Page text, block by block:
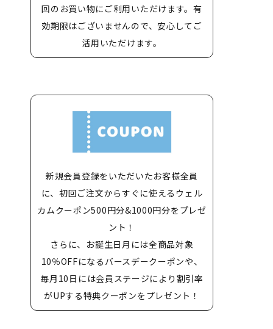
回のお買い物にご利用いただけます。有
効期限はございませんので、安心してご
活用いただけます。
新規会員登録をいただいたお客様全員
に、初回ご注文からすぐに使えるウェル
カムクーポン500円分&1000円分をプレゼ
ント！
さらに、お誕生日月には全商品対象
10％OFFになるバースデークーポンや、
毎月10日には会員ステージにより割引率
がUPする特典クーポンをプレゼント！